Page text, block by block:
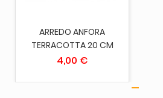
ARREDO ANFORA
TERRACOTTA 20 CM
4,00 €